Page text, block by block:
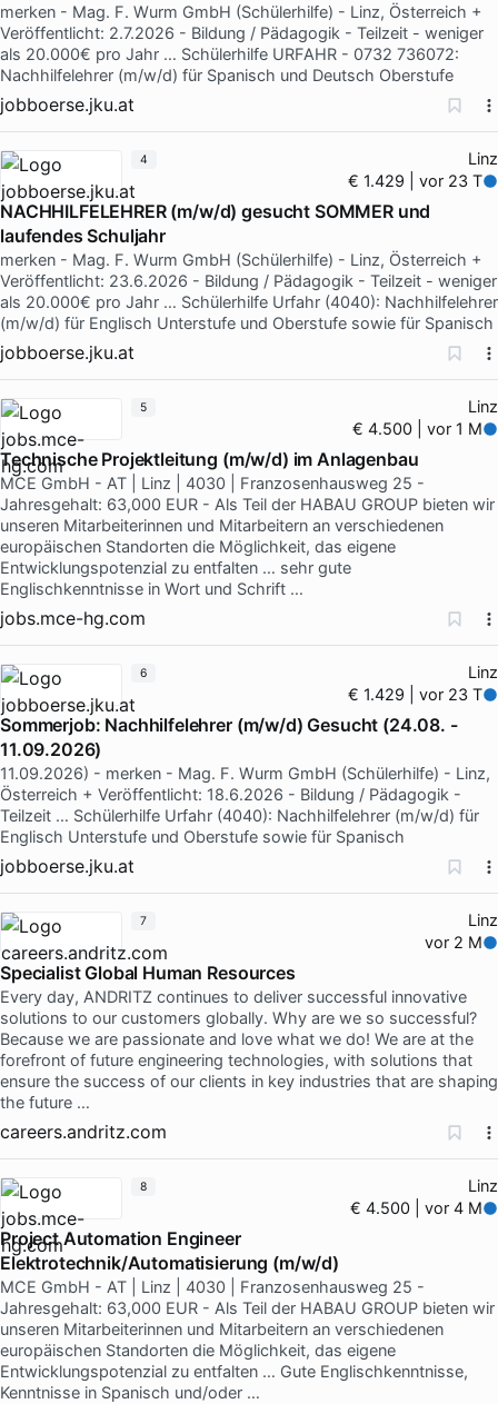
merken - Mag. F. Wurm GmbH (Schülerhilfe) - Linz, Österreich +
Veröffentlicht: 2.7.2026 - Bildung / Pädagogik - Teilzeit - weniger
als 20.000€ pro Jahr … Schülerhilfe URFAHR - 0732 736072:
Nachhilfelehrer (m/w/d) für Spanisch und Deutsch Oberstufe
jobboerse.jku.at
Linz
€ 1.429 | vor 23 T
NACHHILFELEHRER (m/w/d) gesucht SOMMER und
laufendes Schuljahr
merken - Mag. F. Wurm GmbH (Schülerhilfe) - Linz, Österreich +
Veröffentlicht: 23.6.2026 - Bildung / Pädagogik - Teilzeit - weniger
als 20.000€ pro Jahr … Schülerhilfe Urfahr (4040): Nachhilfelehrer
(m/w/d) für Englisch Unterstufe und Oberstufe sowie für Spanisch
jobboerse.jku.at
4
Linz
€ 4.500 | vor 1 M
Technische Projektleitung (m/w/d) im Anlagenbau
MCE GmbH - AT | Linz | 4030 | Franzosenhausweg 25 -
Jahresgehalt: 63,000 EUR - Als Teil der HABAU GROUP bieten wir
unseren Mitarbeiterinnen und Mitarbeitern an verschiedenen
europäischen Standorten die Möglichkeit, das eigene
Entwicklungspotenzial zu entfalten … sehr gute
Englischkenntnisse in Wort und Schrift …
jobs.mce-hg.com
5
Linz
€ 1.429 | vor 23 T
Sommerjob: Nachhilfelehrer (m/w/d) Gesucht (24.08. -
11.09.2026)
11.09.2026) - merken - Mag. F. Wurm GmbH (Schülerhilfe) - Linz,
Österreich + Veröffentlicht: 18.6.2026 - Bildung / Pädagogik -
Teilzeit … Schülerhilfe Urfahr (4040): Nachhilfelehrer (m/w/d) für
Englisch Unterstufe und Oberstufe sowie für Spanisch
jobboerse.jku.at
6
Linz
vor 2 M
Specialist Global Human Resources
Every day, ANDRITZ continues to deliver successful innovative
solutions to our customers globally. Why are we so successful?
Because we are passionate and love what we do! We are at the
forefront of future engineering technologies, with solutions that
ensure the success of our clients in key industries that are shaping
the future …
careers.andritz.com
7
Linz
€ 4.500 | vor 4 M
Project Automation Engineer
Elektrotechnik/Automatisierung (m/w/d)
MCE GmbH - AT | Linz | 4030 | Franzosenhausweg 25 -
Jahresgehalt: 63,000 EUR - Als Teil der HABAU GROUP bieten wir
unseren Mitarbeiterinnen und Mitarbeitern an verschiedenen
europäischen Standorten die Möglichkeit, das eigene
Entwicklungspotenzial zu entfalten … Gute Englischkenntnisse,
Kenntnisse in Spanisch und/oder …
8